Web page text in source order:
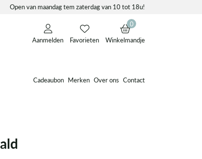
Open van maandag tem zaterdag van 10 tot 18u!
Aanmelden Favorieten
0
Winkelmandje
Cadeaubon Merken Over ons Contact